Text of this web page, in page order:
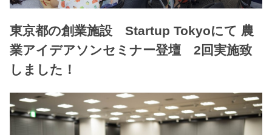
東京都の創業施設 Startup Tokyoにて 農
業アイデアソンセミナー登壇 2回実施致
しました！